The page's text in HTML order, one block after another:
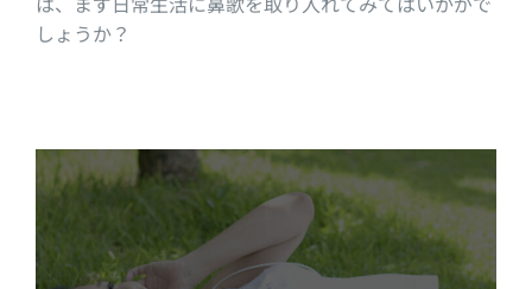
しょうか？